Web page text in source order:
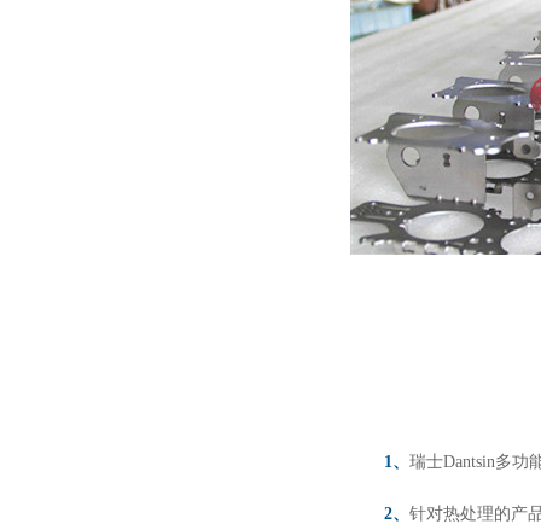
1、 瑞士Dantsin多功
2、 针对热处理的产